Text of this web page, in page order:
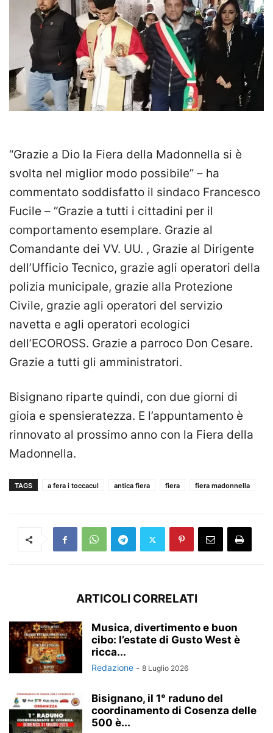
“Grazie a Dio la Fiera della Madonnella si è
svolta nel miglior modo possibile” – ha
commentato soddisfatto il sindaco Francesco
Fucile – “Grazie a tutti i cittadini per il
comportamento esemplare. Grazie al
Comandante dei VV. UU. , Grazie al Dirigente
dell’Ufficio Tecnico, grazie agli operatori della
polizia municipale, grazie alla Protezione
Civile, grazie agli operatori del servizio
navetta e agli operatori ecologici
dell’ECOROSS. Grazie a parroco Don Cesare.
Grazie a tutti gli amministratori.
Bisignano riparte quindi, con due giorni di
gioia e spensieratezza. E l’appuntamento è
rinnovato al prossimo anno con la Fiera della
Madonnella.
TAGS a fera i toccacul antica fiera fiera fiera madonnella
ARTICOLI CORRELATI
Musica, divertimento e buon
cibo: l’estate di Gusto West è
ricca...
Redazione - 8 Luglio 2026
Bisignano, il 1° raduno del
coordinamento di Cosenza delle
500 è...